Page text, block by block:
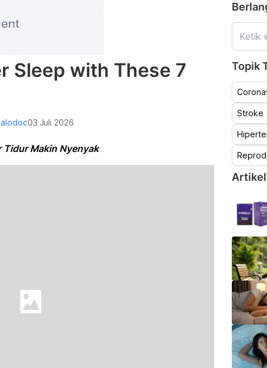
Sleep with These 7
03 Juli 2026
Tidur Makin Nyenyak
Topik
Stroke